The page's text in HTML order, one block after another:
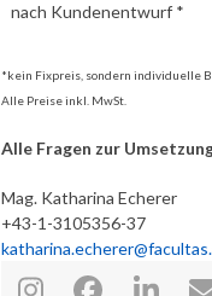
nach Kundenentwurf *
*kein Fixpreis, sondern individuelle
Alle Preise inkl. MwSt.
Alle Fragen zur
Mag. Katharina Echerer
+43-1-3105356-37